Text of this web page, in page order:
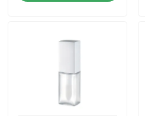
Kwaliteitscontrole